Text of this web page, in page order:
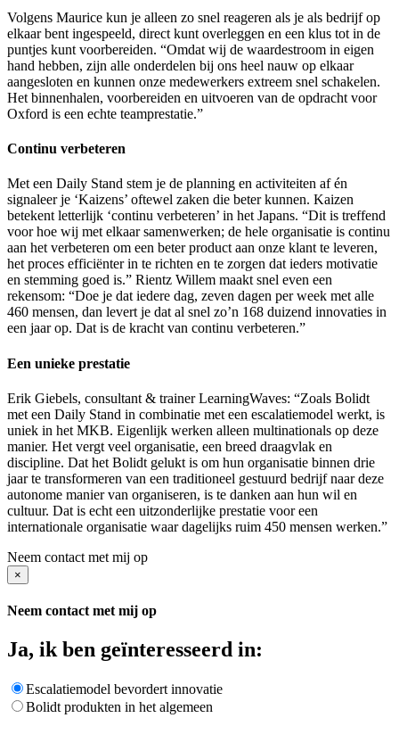
Volgens Maurice kun je alleen zo snel reageren als je als bedrijf op
elkaar bent ingespeeld, direct kunt overleggen en een klus tot in de
puntjes kunt voorbereiden. “Omdat wij de waardestroom in eigen
hand hebben, zijn alle onderdelen bij ons heel nauw op elkaar
aangesloten en kunnen onze medewerkers extreem snel schakelen.
Het binnenhalen, voorbereiden en uitvoeren van de opdracht voor
Oxford is een echte teamprestatie.”
Continu verbeteren
Met een Daily Stand stem je de planning en activiteiten af én
signaleer je ‘Kaizens’ oftewel zaken die beter kunnen. Kaizen
betekent letterlijk ‘continu verbeteren’ in het Japans. “Dit is treffend
voor hoe wij met elkaar samenwerken; de hele organisatie is continu
aan het verbeteren om een beter product aan onze klant te leveren,
het proces efficiënter in te richten en te zorgen dat ieders motivatie
en stemming goed is.” Rientz Willem maakt snel even een
rekensom: “Doe je dat iedere dag, zeven dagen per week met alle
460 mensen, dan levert je dat al snel zo’n 168 duizend innovaties in
een jaar op. Dat is de kracht van continu verbeteren.”
Een unieke prestatie
Erik Giebels, consultant & trainer LearningWaves: “Zoals Bolidt
met een Daily Stand in combinatie met een escalatiemodel werkt, is
uniek in het MKB. Eigenlijk werken alleen multinationals op deze
manier. Het vergt veel organisatie, een breed draagvlak en
discipline. Dat het Bolidt gelukt is om hun organisatie binnen drie
jaar te transformeren van een traditioneel gestuurd bedrijf naar deze
autonome manier van organiseren, is te danken aan hun wil en
cultuur. Dat is echt een uitzonderlijke prestatie voor een
internationale organisatie waar dagelijks ruim 450 mensen werken.”
Neem contact met mij op
×
Neem contact met mij op
Ja, ik ben geïnteresseerd in:
Escalatiemodel bevordert innovatie
Bolidt produkten in het algemeen